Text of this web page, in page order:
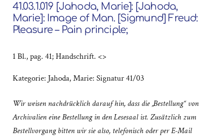
41.03.1.019 [Jahoda, Marie]: [Jahoda,
Marie]: Image of Man. [Sigmund] Freud:
Pleasure – Pain principle;
1 Bl., pag. 41; Handschrift. <>
Kategorie: Jahoda, Marie: Signatur 41/03
Wir weisen nachdrücklich darauf hin, dass die „Bestellung“ von
Archivalien eine Bestellung in den Lesesaal ist. Zusätzlich zum
Bestellvorgang bitten wir sie also, telefonisch oder per E-Mail